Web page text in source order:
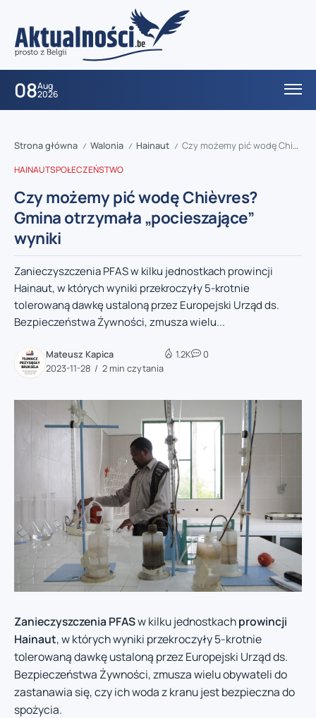
08Aug
2026
Strona główna / Walonia / Hainaut / Czy możemy pić wodę Chièvres? Gmina otrzymała „pocieszające” wyniki
HAINAUTSPOŁECZEŃSTWO
Czy możemy pić wodę Chièvres?
Gmina otrzymała „pocieszające”
wyniki
Zanieczyszczenia PFAS w kilku jednostkach prowincji
Hainaut, w których wyniki przekroczyły 5-krotnie
tolerowaną dawkę ustaloną przez Europejski Urząd ds.
Bezpieczeństwa Żywności, zmusza wielu...
Mateusz Kapica
2023-11-28
2 min czytania
1.2K 0
Zanieczyszczenia PFASw kilku jednostkachprowincji
Hainaut, w których wyniki przekroczyły 5-krotnie
tolerowaną dawkę ustaloną przez Europejski Urząd ds.
Bezpieczeństwa Żywności, zmusza wielu obywateli do
zastanawia się, czy ich woda z kranu jest bezpieczna do
spożycia.